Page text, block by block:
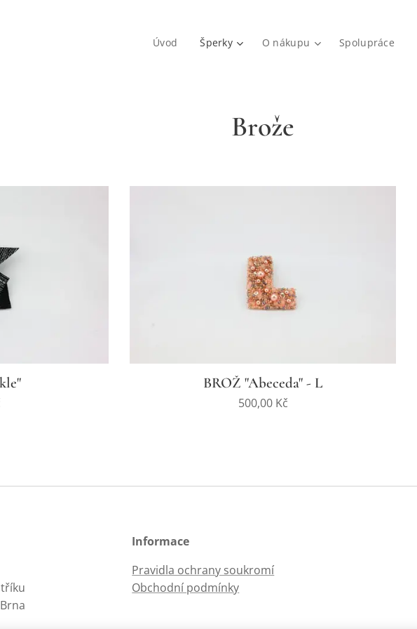
Úvod Šperky O nákupu Spolupráce
Brože
BROŽ "Abeceda" - L
500,00Kč
Informace
Pravidla ochrany soukromí
Obchodní podmínky